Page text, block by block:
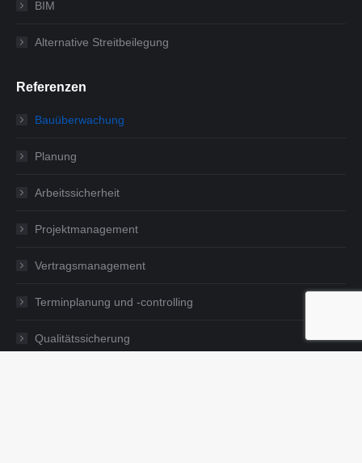
BIM
Alternative Streitbeilegung
Referenzen
Bauüberwachung
Planung
Arbeitssicherheit
Projektmanagement
Vertragsmanagement
Terminplanung und -controlling
Qualitätssicherung